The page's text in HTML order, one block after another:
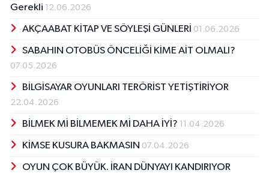
Gerekli 12.06.2026
AKÇAABAT KİTAP VE SÖYLEŞİ GÜNLERİ 01.06.2026
SABAHIN OTOBÜS ÖNCELİĞİ KİME AİT OLMALI?
07.05.2026
BİLGİSAYAR OYUNLARI TERÖRİST YETİŞTİRİYOR
22.04.2026
BİLMEK Mİ BİLMEMEK Mİ DAHA İYİ? 11.04.2026
KİMSE KUSURA BAKMASIN 07.04.2026
OYUN ÇOK BÜYÜK. İRAN DÜNYAYI KANDIRIYOR